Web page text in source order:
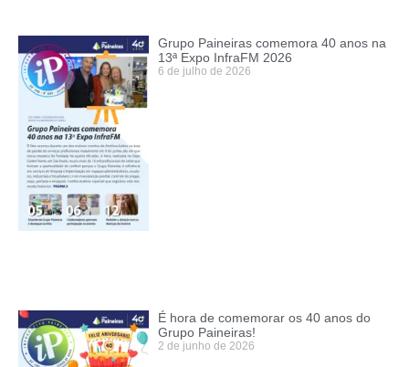
Grupo Paineiras comemora 40 anos na
13ª Expo InfraFM 2026
6 de julho de 2026
É hora de comemorar os 40 anos do
Grupo Paineiras!
2 de junho de 2026